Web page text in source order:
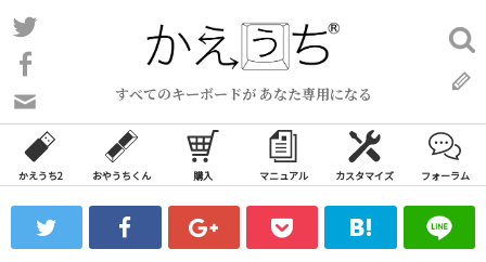
コ
ン
ン
ツ
ス
ッ
すべてのキーボードが あなた専用になる
い
合
わ
フ
ォ
検
索:
かえうち2 おやうちくん 購入 マニュアル カスタマイズ フォーラム